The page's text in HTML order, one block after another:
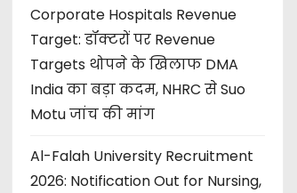
Corporate Hospitals Revenue
Target: डॉक्टरों पर Revenue
Targets थोपने के खिलाफ DMA
India का बड़ा कदम, NHRC से Suo
Motu जांच की मांग
Al-Falah University Recruitment
2026: Notification Out for Nursing,